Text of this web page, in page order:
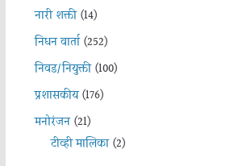
नारी शक्ती(14)
निधन वार्ता(252)
निवड/नियुक्ती(100)
प्रशासकीय(176)
मनोरंजन(21)
टीव्ही मालिका(2)